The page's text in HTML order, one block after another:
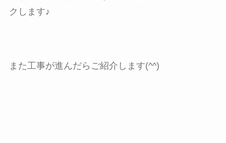
クします♪
また工事が進んだらご紹介します(^^)